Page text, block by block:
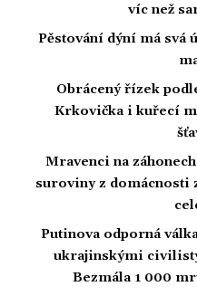
víc než
Pěstování dýní má svá
Obrácený řízek
Krkovička i kuřecí
Mravenci na
suroviny z domácnosti
Putinova odporná
ukrajinskými
Bezmála 1 000